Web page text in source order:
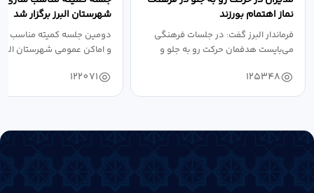
نماز اهتمام بورزند
فرماندار البرز گفت: در جلسات فرهنگی
می‌بایست هدفمان حرکت رو به جلو و
125348
شهرستان البرز برگزار شد
دومین جلسه کمیته مناسب
و اماکن عمومی شهرستان
122071